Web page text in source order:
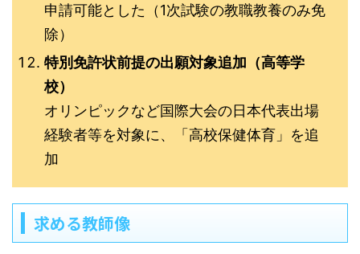
申請可能とした（1次試験の教職教養のみ免
除）
特別免許状前提の出願対象追加（高等学
校）
オリンピックなど国際大会の日本代表出場
経験者等を対象に、「高校保健体育」を追
加
求める教師像